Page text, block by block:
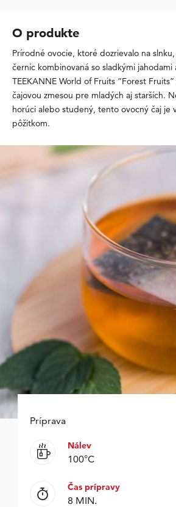
O produkte
Prírodné ovocie, ktoré dozrievalo na
černíc kombinovaná so sladkými
TEEKANNE World of Fruits “Forest
čajovou zmesou pre mladých aj starších.
horúci alebo studený, tento ovocný čaj je
pôžitkom.
Príprava
Nálev
100°C
Čas prípravy
8 MIN.